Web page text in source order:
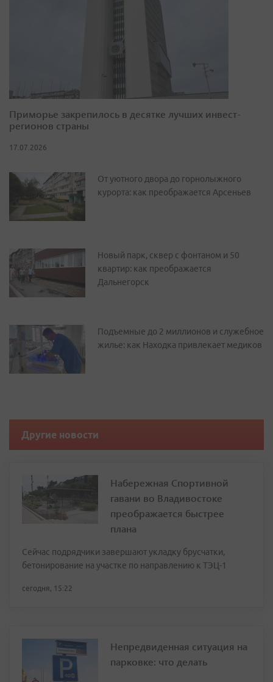
Приморье закрепилось в десятке лучших инвест-
регионов страны
17.07.2026
От уютного двора до горнолыжного
курорта: как преображается Арсеньев
Новый парк, сквер с фонтаном и 50
квартир: как преображается
Дальнегорск
Подъемные до 2 миллионов и служебное
жилье: как Находка привлекает медиков
Другие новости
Набережная Спортивной
гавани во Владивостоке
преображается быстрее
плана
Сейчас подрядчики завершают укладку брусчатки,
бетонирование на участке по направлению к ТЭЦ-1
сегодня, 15:22
Непредвиденная ситуация на
парковке: что делать